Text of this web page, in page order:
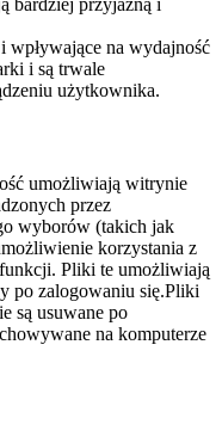
wpływające na wydajność
i są trwale
użytkownika.
umożliwiają witrynie
przez
wyborów (takich jak
korzystania z
Pliki te umożliwiają
po zalogowaniu się.Pliki
są usuwane po
na komputerze